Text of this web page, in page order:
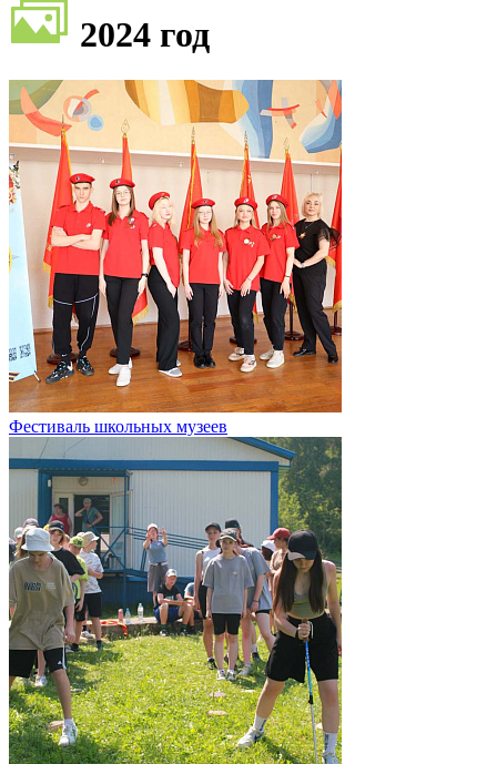
2024 год
Фестиваль школьных музеев